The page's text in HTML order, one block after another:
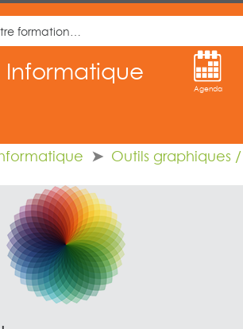
Informatique
Agenda
Outils graphiques